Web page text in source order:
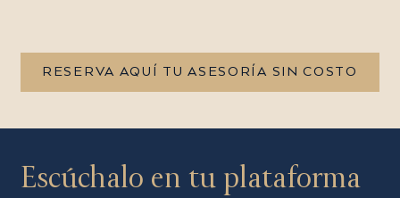
RESERVA AQUÍ TU ASESORÍA SIN COSTO
Escúchalo en tu plataforma